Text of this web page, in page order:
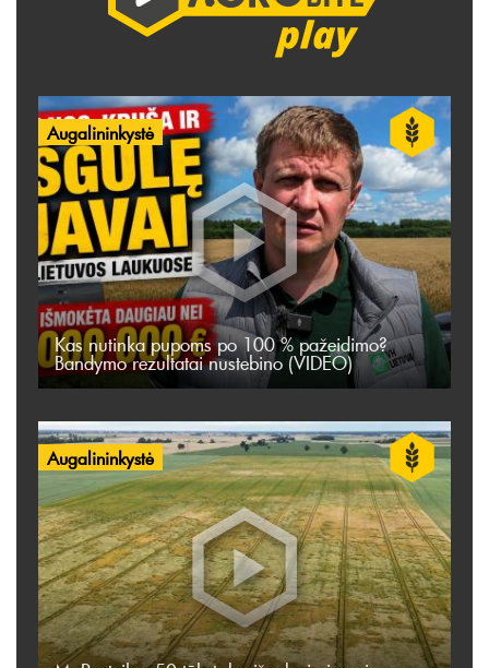
Augalininkystė
Kas nutinka pupoms po 100 % pažeidimo?
Bandymo rezultatai nustebino (VIDEO)
Augalininkystė